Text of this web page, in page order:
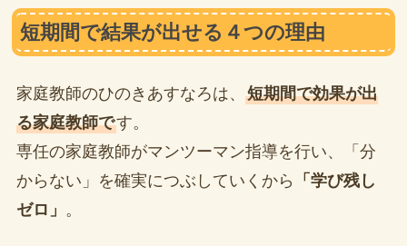
短期間で結果が出せる４つの理由
家庭教師のひのきあすなろは、 短期間で効果が出
る家庭教師です。
専任の家庭教師がマンツーマン指導を行い、「分
からない」を確実につぶしていくから
「学び残し
ゼロ」 。